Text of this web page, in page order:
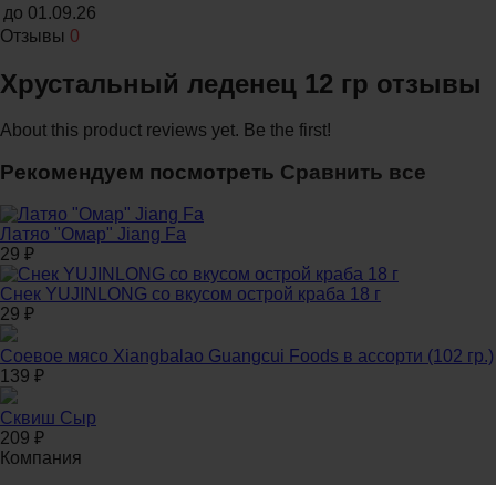
до 01.09.26
Отзывы 0
Хрустальный леденец 12 гр отзывы
About this product reviews yet. Be the first!
Рекомендуем посмотреть Сравнить все
Латяо "Омар" Jiang Fa
29 ₽
Снек YUJINLONG со вкусом острой краба 18 г
29 ₽
Соевое мясо Xiangbalao Guangcui Foods в ассорти (102 гр.)
139 ₽
Сквиш Сыр
209 ₽
Компания